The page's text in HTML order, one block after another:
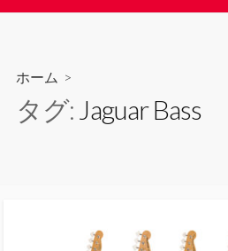
ホーム >
タグ:Jaguar Bass